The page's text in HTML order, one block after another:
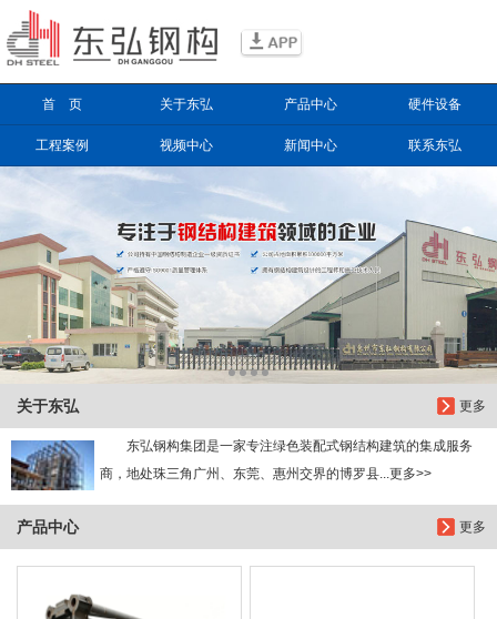
首 页 关于东弘 产品中心 硬件设备
工程案例 视频中心 新闻中心 联系东弘
更多
关于东弘
东弘钢构集团是一家专注绿色装配式钢结构建筑的集成服务
商，地处珠三角广州、东莞、惠州交界的博罗县...更多>>
更多
产品中心
信息搜索